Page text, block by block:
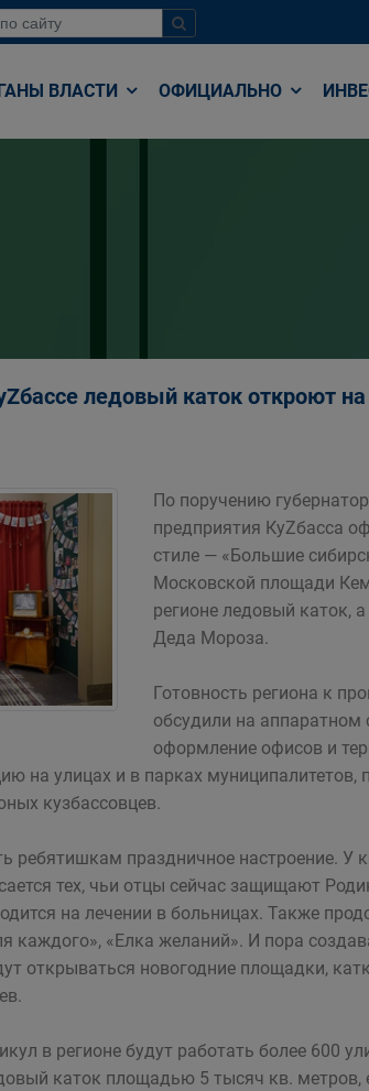
ВЛАСТИ ОФИЦИАЛЬНО
ледовый каток откроют
По поручению
предприятия КуZбасса
стиле — «Большие
Московской площади
регионе ледовый каток,
Деда Мороза.
Готовность региона к
обсудили на аппаратном
оформление офисов и
на улицах и в парках муниципалитетов,
кузбассовцев.
ребятишкам праздничное настроение. У
тех, чьи отцы сейчас защищают
на лечении в больницах. Также
каждого», «Елка желаний». И пора
открываться новогодние площадки,
в регионе будут работать более 600
каток площадью 5 тысяч кв.